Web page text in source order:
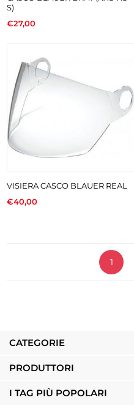
CATEGORIE
PRODUTTORI
I TAG PIÙ POPOLARI
S)
€27,00
VISIERA CASCO BLAUER REAL
€40,00
1